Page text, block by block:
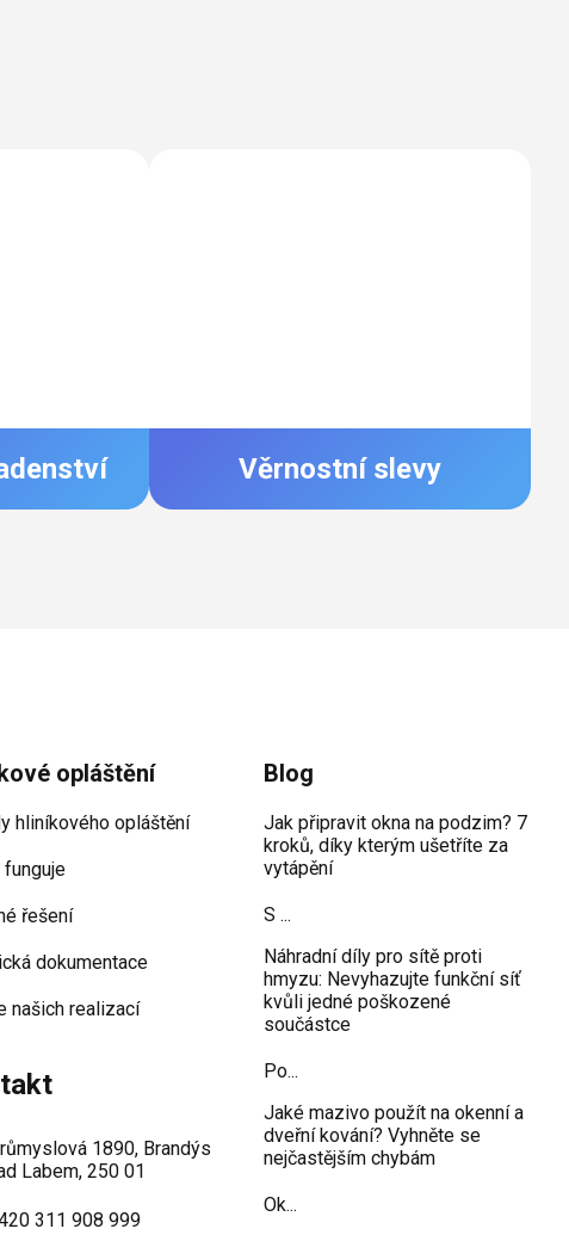
Věrnostní slevy
opláštění
hliníkového opláštění
řešení
dokumentace
našich realizací
1890, Brandýs
Labem, 250 01
311 908 999
Blog
Jak připravit okna na podzim? 7
kroků, díky kterým ušetříte za
vytápění
S ...
Náhradní díly pro sítě proti
hmyzu: Nevyhazujte funkční síť
kvůli jedné poškozené
součástce
Po...
Jaké mazivo použít na okenní a
dveřní kování? Vyhněte se
nejčastějším chybám
Ok...